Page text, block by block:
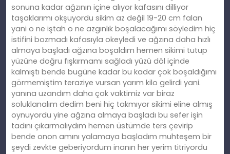
sonuna kadar ağzının içine alıyor kafasını dilliyor
taşaklarımı okşuyordu sikim az değil 19-20 cm falan
yani o ne iştah o ne azgınlık boşalacağımı söyledim hiç
istifini bozmadı kafasıyla okeyledi ve ağzına daha hızlı
almaya başladı ağzına boşaldım hemen sikimi tutup
yüzüne doğru fışkırmamı sağladı yüzü döl içinde
kalmıştı bende bugüne kadar bu kadar çok boşaldığımı
görmemiştim teraziye vursan yarım kilo gelirdi yani.
yanına uzandım daha çok vaktimiz var biraz
soluklanalım dedim beni hiç takmıyor sikimi eline almış
oynuyordu yine ağzına almaya başladı bu sefer işin
tadını çıkarmalıydım hemen üstümde ters çevirip
bende onon amını yalamaya başladım muhteşem bir
şeydi zevkte geberiyordum inanın her yerim titriyordu